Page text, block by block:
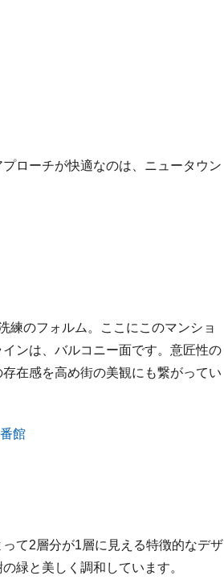
ローチが快適なのは、ニュータウン
練のフォルム。ここにこのマンショ
ンは、バルコニー面です。意匠性の
在感を高め街の美観にも繋がってい
て2層分が1層に見える特徴的なデザ
緑と美しく調和しています。